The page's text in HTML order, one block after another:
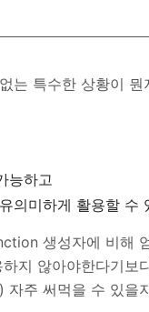
는 특수한 상황이 뭔
능하고
의미하게 활용할 수
생성자에 비해
지 않아야한다기보
자주 써먹을 수 있을